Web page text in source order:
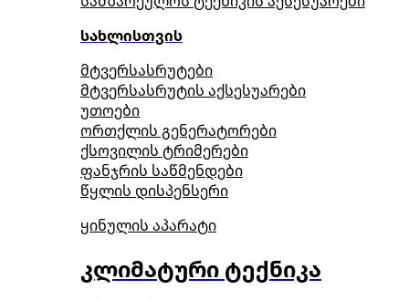
სახლისთვის
მტვერსასრუტები
მტვერსასრუტის აქსესუარები
უთოები
ორთქლის გენერატორები
ქსოვილის ტრიმერები
ფანჯრის საწმენდები
წყლის დისპენსერი
ყინულის აპარატი
კლიმატური ტექნიკა